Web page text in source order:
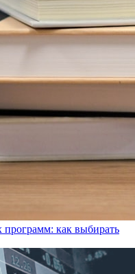
программ: как выбирать